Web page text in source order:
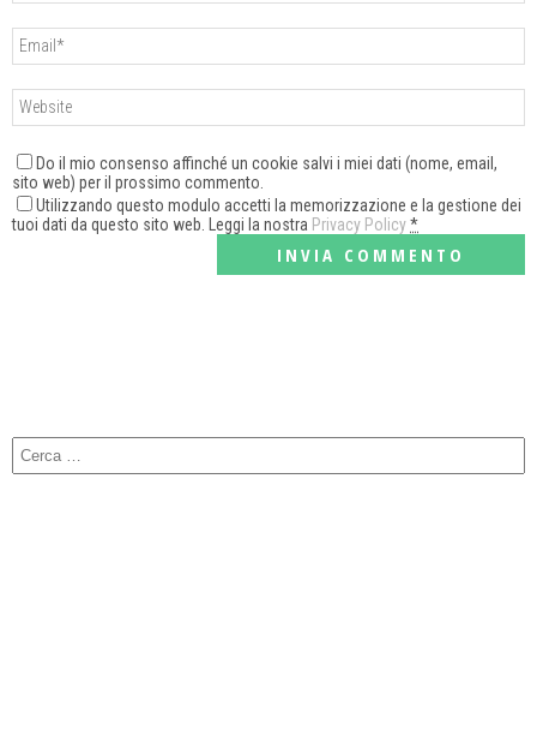
Do il mio consenso affinché un cookie salvi i miei dati (nome, email,
sito web) per il prossimo commento.
Utilizzando questo modulo accetti la memorizzazione e la gestione dei
tuoi dati da questo sito web. Leggi la nostra Privacy Policy*